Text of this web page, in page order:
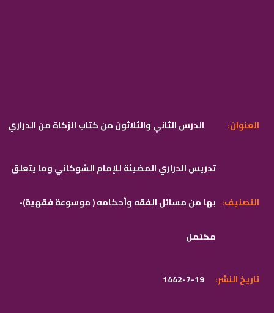
الدرس الثاني والثلاثون من كتاب الزكاة من الدراري :العنوان
تدريس الدراري المضيئة للإمام الشوكاني وما يتعلق
بها من مسائل الفقه وأحكامه ( موسوعة فقهية)-
مكتمل
:التصنيف
1442-7-19 :تاريخ النشر